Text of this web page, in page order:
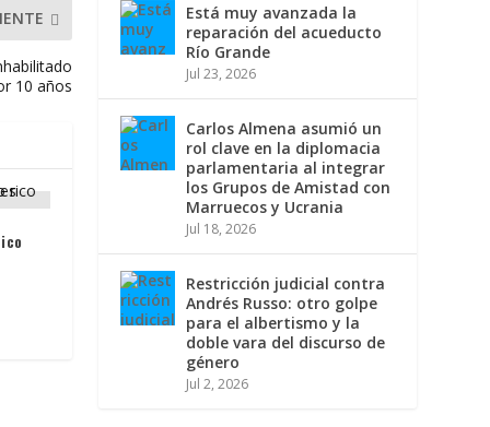
10 años
Está muy avanzada la
reparación del acueducto
Río Grande
Jul 23, 2026
Carlos Almena asumió un
rol clave en la diplomacia
parlamentaria al integrar
los Grupos de Amistad con
Marruecos y Ucrania
Jul 18, 2026
Restricción judicial contra
Andrés Russo: otro golpe
para el albertismo y la
doble vara del discurso de
género
Jul 2, 2026